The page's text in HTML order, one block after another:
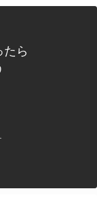
たら